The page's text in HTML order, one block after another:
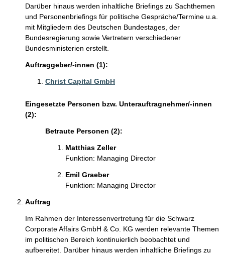
Darüber hinaus werden inhaltliche Briefings zu Sachthemen
und Personenbriefings für politische Gespräche/Termine u.a.
mit Mitgliedern des Deutschen Bundestages, der
Bundesregierung sowie Vertretern verschiedener
Bundesministerien erstellt.
Auftraggeber/-innen (1):
Christ Capital GmbH
Eingesetzte Personen bzw. Unterauftragnehmer/-innen
(2):
Betraute Personen (2):
Matthias Zeller
Funktion: Managing Director
Emil Graeber
Funktion: Managing Director
Auftrag
Im Rahmen der Interessenvertretung für die Schwarz
Corporate Affairs GmbH & Co. KG werden relevante Themen
im politischen Bereich kontinuierlich beobachtet und
aufbereitet. Darüber hinaus werden inhaltliche Briefings zu